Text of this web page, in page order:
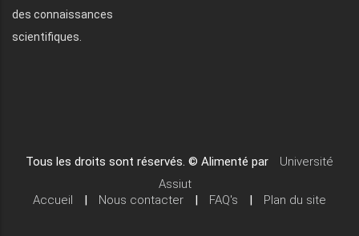
des connaissances
scientifiques.
Tous les droits sont réservés. © Alimenté par
Université
Assiut
Accueil
| Nous contacter | FAQ's | Plan du site